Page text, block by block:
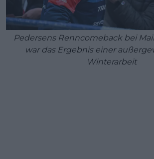
Pedersens Renncomeback bei
war das Ergebnis einer
Winterarbeit